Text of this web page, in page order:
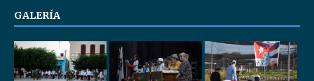
GALERÍA